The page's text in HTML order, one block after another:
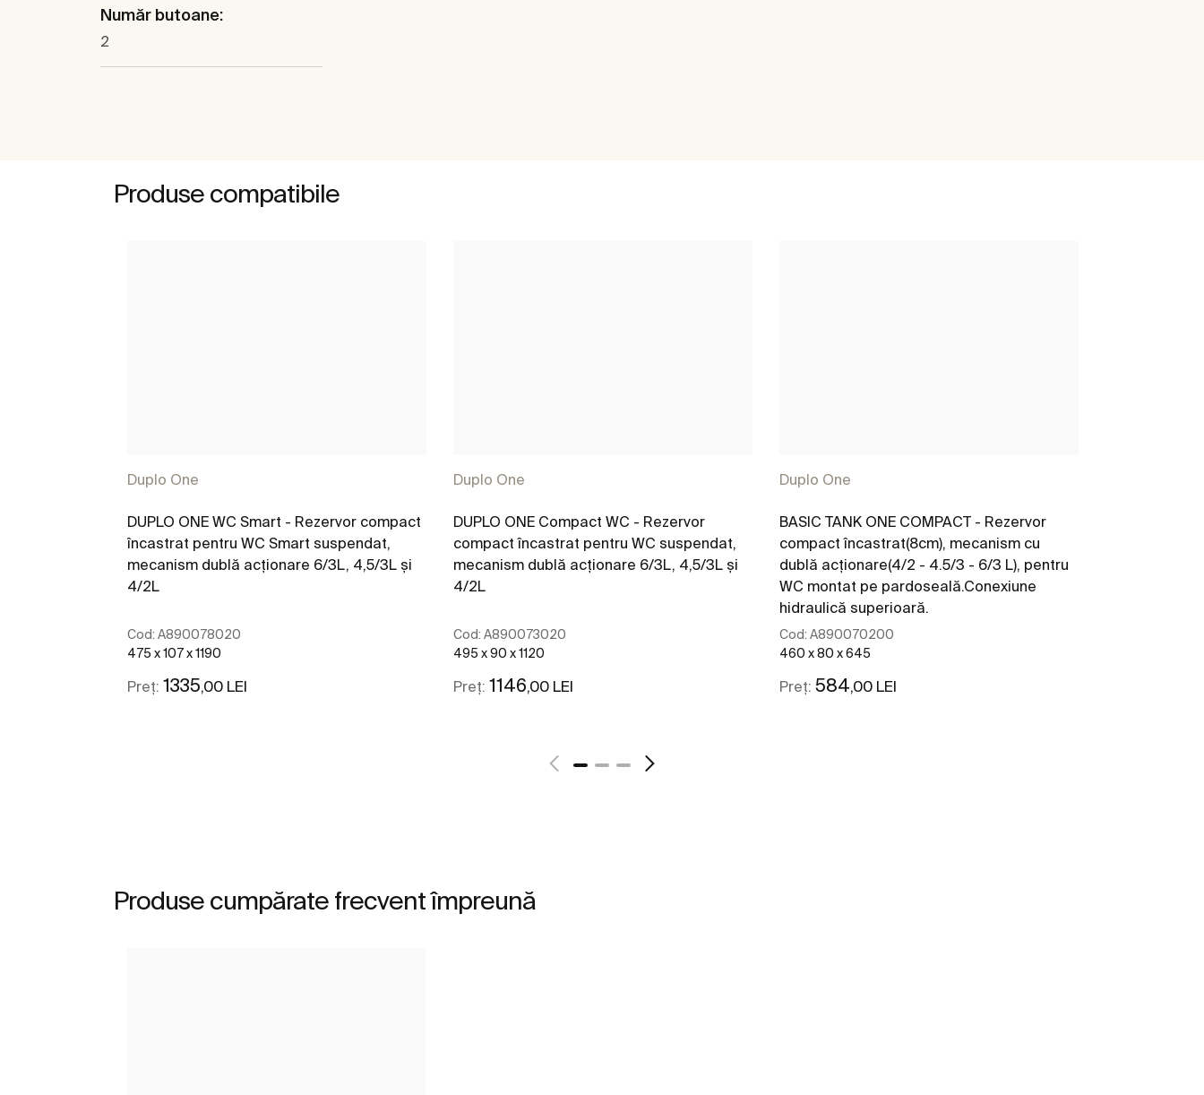
Număr butoane:
2
Produse compatibile
Duplo One
DUPLO ONE WC Smart - Rezervor compact
încastrat pentru WC Smart suspendat,
mecanism dublă acționare 6/3L, 4,5/3L și
4/2L
Cod: A890078020
475 x 107 x 1190
Preț: 1335 ,00 LEI
Duplo One
DUPLO ONE Compact WC - Rezervor
compact încastrat pentru WC suspendat,
mecanism dublă acționare 6/3L, 4,5/3L și
4/2L
Cod: A890073020
495 x 90 x 1120
Preț: 1146 ,00 LEI
Duplo One
BASIC TANK ONE COMPACT - Rezervor
compact încastrat(8cm), mecanism cu
dublă acționare(4/2 - 4.5/3 - 6/3 L), pentru
WC montat pe pardoseală.Conexiune
hidraulică superioară.
Cod: A890070200
460 x 80 x 645
Preț: 584 ,00 LEI
Produse cumpărate frecvent împreună